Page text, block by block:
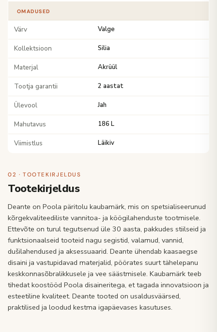
OMADUSED
Värv Valge
Kollektsioon Silia
Materjal Akrüül
Tootja garantii 2 aastat
Ülevool Jah
Mahutavus 186 L
Viimistlus Läikiv
02 · TOOTEKIRJELDUS
Tootekirjeldus
Deante on Poola päritolu kaubamärk, mis on spetsialiseerunud
kõrgekvaliteediliste vannitoa- ja köögilahenduste tootmisele.
Ettevõte on turul tegutsenud üle 30 aasta, pakkudes stiilseid ja
funktsionaalseid tooteid nagu segistid, valamud, vannid,
dušilahendused ja aksessuaarid. Deante ühendab kaasaegse
disaini ja vastupidavad materjalid, pöörates suurt tähelepanu
keskkonnasõbralikkusele ja vee säästmisele. Kaubamärk teeb
tihedat koostööd Poola disaineritega, et tagada innovatsioon ja
esteetiline kvaliteet. Deante tooted on usaldusväärsed,
praktilised ja loodud kestma igapäevases kasutuses.